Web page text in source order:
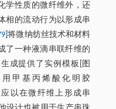
学性质的微纤维外，还
相的流动行为以形成串
]将微纳纺丝技术和材料
了一种液滴串联纤维的
成提供了实例模板[图
甲基丙烯酸化明胶
应以在微纤维上形成串